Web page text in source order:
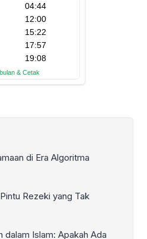
di Era Algoritma
Rezeki yang Tak
dalam Islam: Apakah Ada